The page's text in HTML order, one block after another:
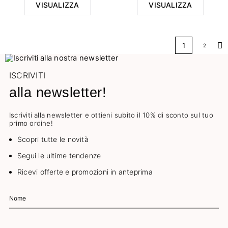
VISUALIZZA VISUALIZZA
1 2
ISCRIVITI
alla newsletter!
Iscriviti alla newsletter e ottieni subito il 10% di sconto sul tuo
primo ordine!
Scopri tutte le novità
Segui le ultime tendenze
Ricevi offerte e promozioni in anteprima